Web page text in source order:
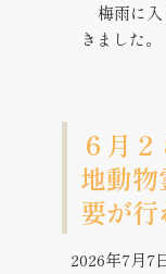
梅雨に入
きまし
６月
地動
要が
2026年7月7